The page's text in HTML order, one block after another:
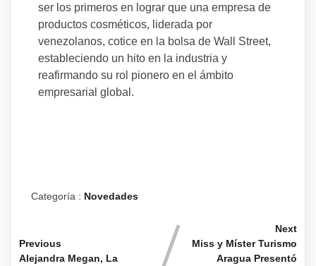
ser los primeros en lograr que una empresa de
productos cosméticos, liderada por
venezolanos, cotice en la bolsa de Wall Street,
estableciendo un hito en la industria y
reafirmando su rol pionero en el ámbito
empresarial global.
Categoría : Novedades
Previous
Alejandra Megan, La
Next
Miss y Míster Turismo
Aragua Presentó